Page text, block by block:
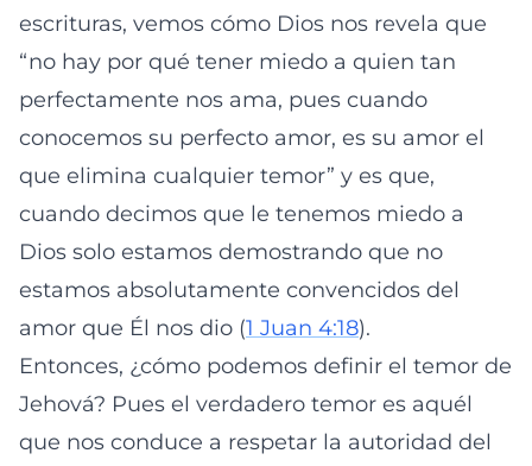
escrituras, vemos cómo Dios nos revela que
“no hay por qué tener miedo a quien tan
perfectamente nos ama, pues cuando
conocemos su perfecto amor, es su amor el
que elimina cualquier temor” y es que,
cuando decimos que le tenemos miedo a
Dios solo estamos demostrando que no
estamos absolutamente convencidos del
amor que Él nos dio (1 Juan 4:18).
Entonces, ¿cómo podemos definir el temor de
Jehová? Pues el verdadero temor es aquél
que nos conduce a respetar la autoridad del